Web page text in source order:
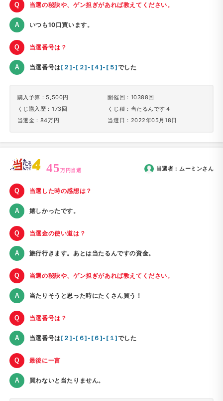
当選の秘訣や、ゲン担ぎがあれば教えてください。
いつも10口買います。
当選番号は？
当選番号は[２]-[２]-[４]-[５]でした
購入予算：5,500円
くじ購入歴：173回
当選金：84万円
開催回：10388回
くじ種：当たるんです４
当選日：2022年05月18日
45万円当選 当選者： ムーミンさん
当選した時の感想は？
嬉しかったです。
当選金の使い道は？
旅行行きます。あとは当たるんですの資金。
当選の秘訣や、ゲン担ぎがあれば教えてください。
当たりそうと思った時にたくさん買う！
当選番号は？
当選番号は[２]-[６]-[６]-[１]でした
最後に一言
買わないと当たりません。